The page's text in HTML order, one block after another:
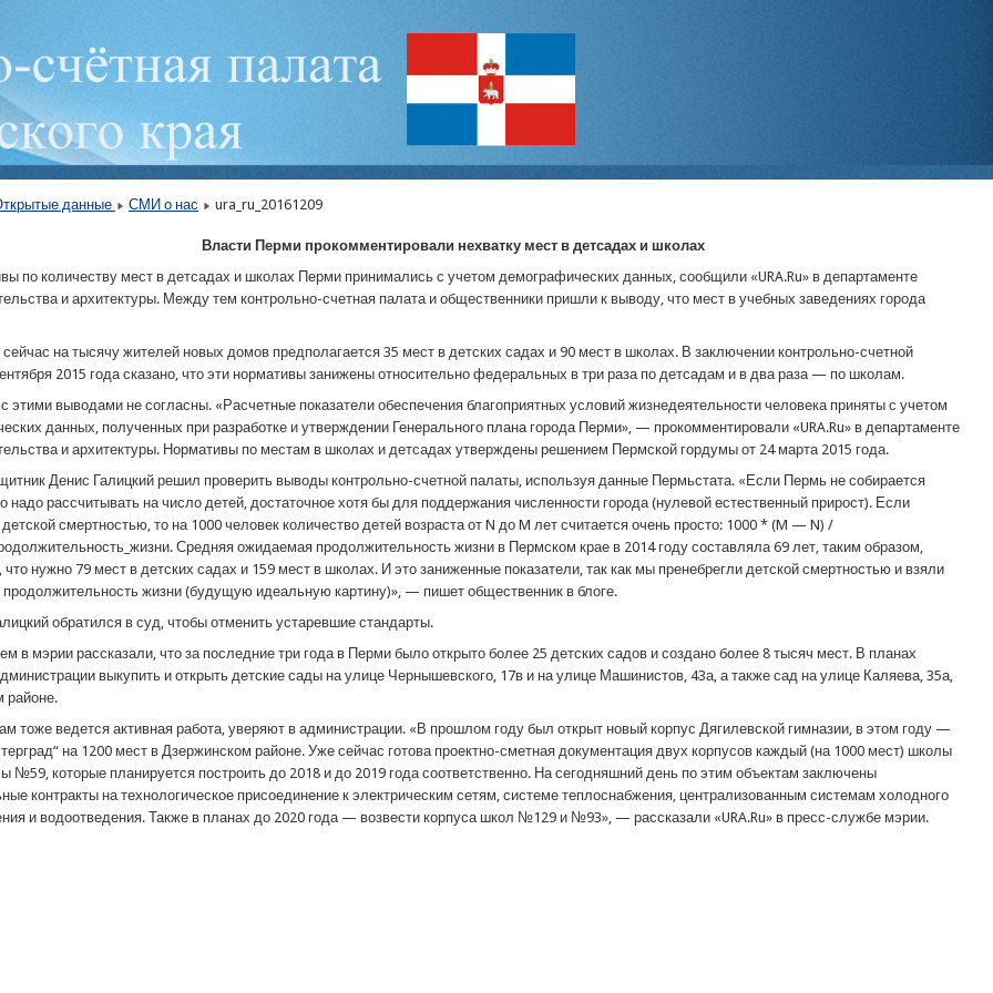
данные СМИ о нас ura_ru_20161209
Власти Перми прокомментировали нехватку мест в детсадах и школах
по количеству мест в детсадах и школах Перми принимались с учетом демографических данных, сообщили «URA.Ru» в департаменте
и архитектуры. Между тем контрольно-счетная палата и общественники пришли к выводу, что мест в учебных заведениях города
на тысячу жителей новых домов предполагается 35 мест в детских садах и 90 мест в школах. В заключении контрольно-счетной
2015 года сказано, что эти нормативы занижены относительно федеральных в три раза по детсадам и в два раза — по школам.
этими выводами не согласны. «Расчетные показатели обеспечения благоприятных условий жизнедеятельности человека приняты с учетом
данных, полученных при разработке и утверждении Генерального плана города Перми», — прокомментировали «URA.Ru» в департаменте
и архитектуры. Нормативы по местам в школах и детсадах утверждены решением Пермской гордумы от 24 марта 2015 года.
Денис Галицкий решил проверить выводы контрольно-счетной палаты, используя данные Пермьстата. «Если Пермь не собирается
надо рассчитывать на число детей, достаточное хотя бы для поддержания численности города (нулевой естественный прирост). Если
смертностью, то на 1000 человек количество детей возраста от N до M лет считается очень просто: 1000 * (M — N) /
Средняя ожидаемая продолжительность жизни в Пермском крае в 2014 году составляла 69 лет, таким образом,
что нужно 79 мест в детских садах и 159 мест в школах. И это заниженные показатели, так как мы пренебрегли детской смертностью и взяли
жизни (будущую идеальную картину)», — пишет общественник в блоге.
обратился в суд, чтобы отменить устаревшие стандарты.
в мэрии рассказали, что за последние три года в Перми было открыто более 25 детских садов и создано более 8 тысяч мест. В планах
выкупить и открыть детские сады на улице Чернышевского, 17в и на улице Машинистов, 43а, а также сад на улице Каляева, 35а,
районе.
тоже ведется активная работа, уверяют в администрации. «В прошлом году был открыт новый корпус Дягилевской гимназии, в этом году —
на 1200 мест в Дзержинском районе. Уже сейчас готова проектно-сметная документация двух корпусов каждый (на 1000 мест) школы
№59, которые планируется построить до 2018 и до 2019 года соответственно. На сегодняшний день по этим объектам заключены
контракты на технологическое присоединение к электрическим сетям, системе теплоснабжения, централизованным системам холодного
и водоотведения. Также в планах до 2020 года — возвести корпуса школ №129 и №93», — рассказали «URA.Ru» в пресс-службе мэрии.